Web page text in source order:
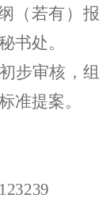
（若有） 报
书处。
步审核， 组
准提案。